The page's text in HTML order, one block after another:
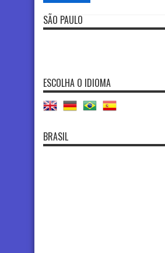
SÃO PAULO
ESCOLHA O IDIOMA
BRASIL